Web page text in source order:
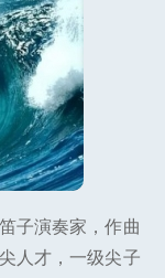
子演奏家，作曲
人才，一级尖子